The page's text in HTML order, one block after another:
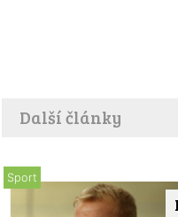
Další články
Sport